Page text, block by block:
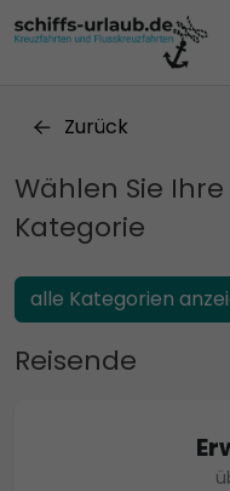
Zurück
Wählen Sie
Kategorie
alle Kategorien
Reisende